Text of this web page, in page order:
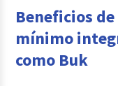
Beneficios
mínimo
como Buk